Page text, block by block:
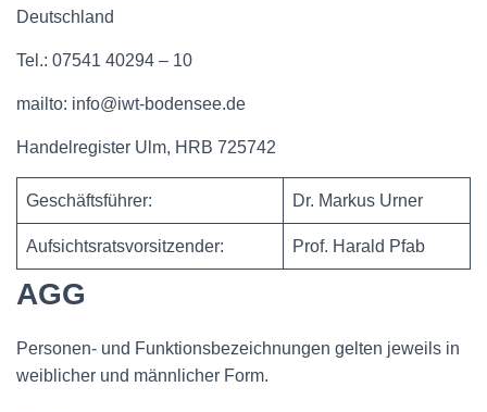
Deutschland
Tel.: 07541 40294 – 10
mailto: info@iwt-bodensee.de
Handelregister Ulm, HRB 725742
Geschäftsführer: Dr. Markus Urner
Aufsichtsratsvorsitzender: Prof. Harald Pfab
AGG
Personen- und Funktionsbezeichnungen gelten jeweils in
weiblicher und männlicher Form.